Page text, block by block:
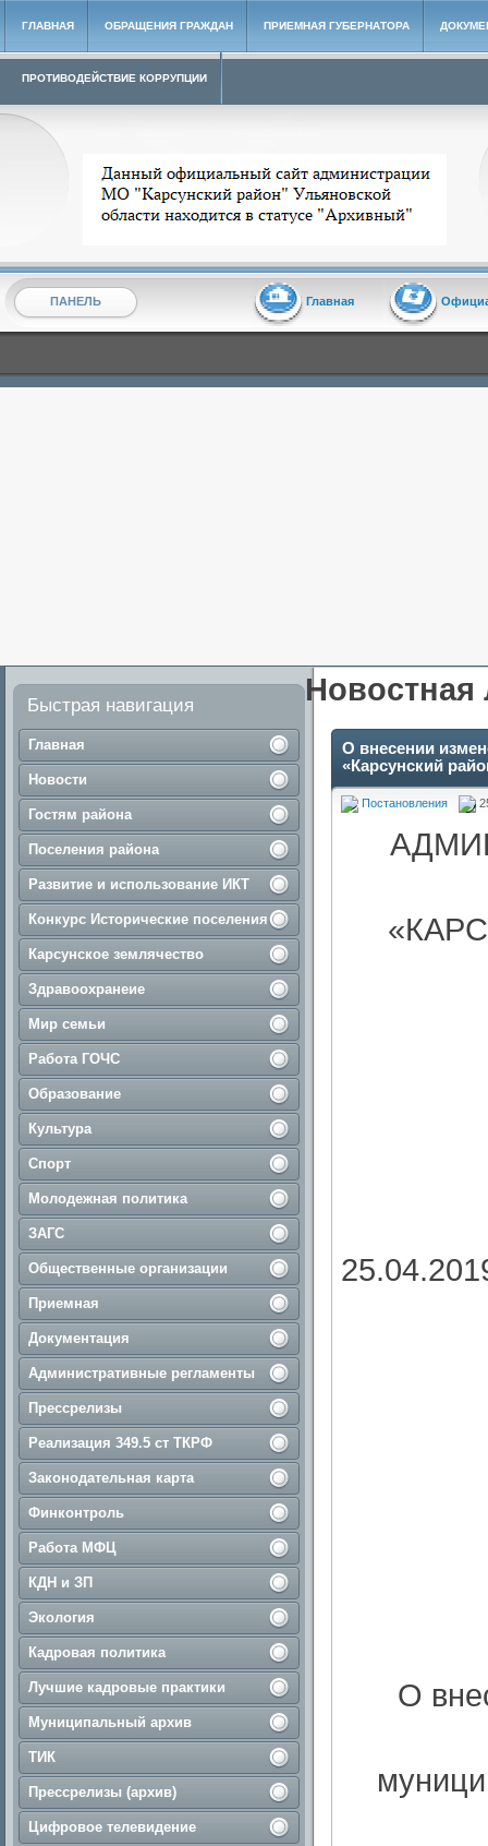
ГЛАВНАЯ ОБРАЩЕНИЯ ГРАЖДАН ПРИЕМНАЯ ГУБЕРНАТОРА
ПРОТИВОДЕЙСТВИЕ КОРРУПЦИИ
Архивный сайт администрации МО "Карсунский район"
ПАНЕЛЬ Главная
Быстрая навигация
Главная
Новости
Гостям района
Поселения района
Развитие и использование ИКТ
Конкурс Исторические поселения
Карсунское землячество
Здравоохранеие
Мир семьи
Работа ГОЧС
Образование
Культура
Спорт
Молодежная политика
ЗАГС
Общественные организации
Приемная
Документация
Административные регламенты
Прессрелизы
Реализация 349.5 ст ТКРФ
Законодательная карта
Финконтроль
Работа МФЦ
КДН и ЗП
Экология
Кадровая политика
Лучшие кадровые практики
Муниципальный архив
ТИК
Прессрелизы (архив)
Цифровое телевидение
Новостная
О внесении
«Карсунский
Постановления
О